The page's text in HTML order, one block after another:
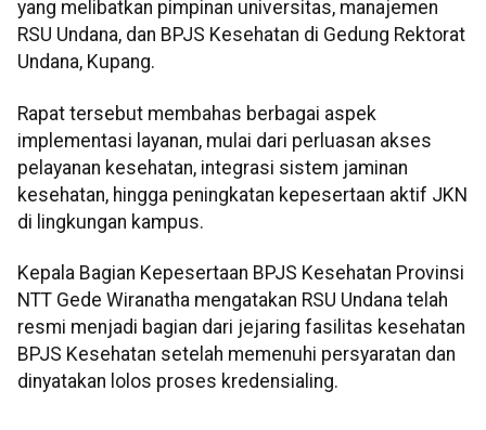
yang melibatkan pimpinan universitas, manajemen
RSU Undana, dan BPJS Kesehatan di Gedung Rektorat
Undana, Kupang.
Rapat tersebut membahas berbagai aspek
implementasi layanan, mulai dari perluasan akses
pelayanan kesehatan, integrasi sistem jaminan
kesehatan, hingga peningkatan kepesertaan aktif JKN
di lingkungan kampus.
Kepala Bagian Kepesertaan BPJS Kesehatan Provinsi
NTT Gede Wiranatha mengatakan RSU Undana telah
resmi menjadi bagian dari jejaring fasilitas kesehatan
BPJS Kesehatan setelah memenuhi persyaratan dan
dinyatakan lolos proses kredensialing.